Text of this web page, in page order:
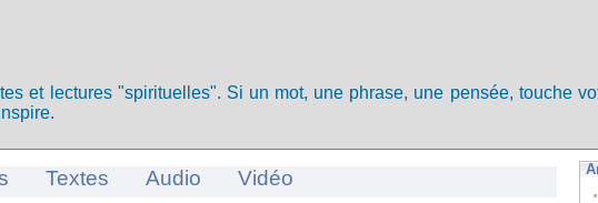
et lectures "spirituelles". Si un mot, une phrase, une pensée, touche
Textes Audio Vidéo